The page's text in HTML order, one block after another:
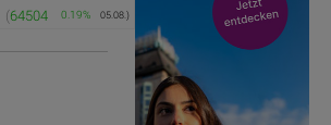
(64504 0.19% 05.08.)